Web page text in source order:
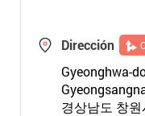
Dirección
Gyeonghwa-
경상남도 창